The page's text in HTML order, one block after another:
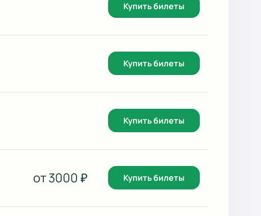
Купить билеты
Купить билеты
Купить билеты
от3000 ₽ Купить билеты